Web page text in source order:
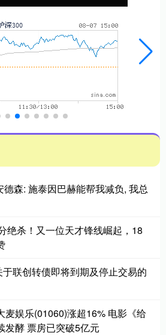
森: 施泰因巴赫能帮我减负, 我总
绝杀！又一位天才锋线崛起，18
联创转债即将到期及停止交易的
麦娱乐(01060)涨超16% 电影《给
发酵 票房已突破5亿元